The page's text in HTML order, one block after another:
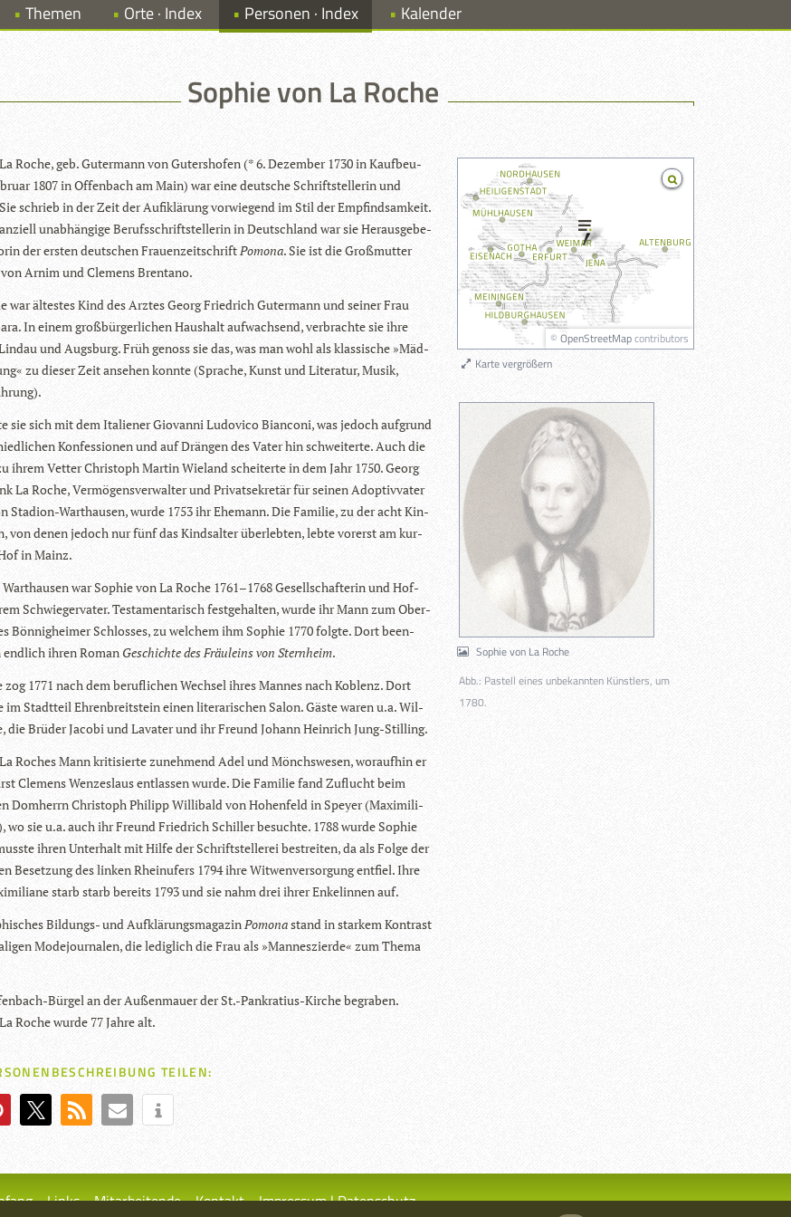
Themen Orte · Index Personen · Index Kalender
Sophie von La Roche
Roche, geb. Guter­mann von Guters­ho­fen (* 6. Dezem­ber 1730 in Kauf­beu­
1807 in Offen­bach am Main) war eine deut­sche Schrift­stel­le­rin und
schrieb in der Zeit der Auf­ik­lä­rung vor­wie­gend im Stil der Emp­find­sam­keit.
unab­hän­gige Berufs­schrift­stel­le­rin in Deutsch­land war sie Her­aus­ge­be­
der ers­ten deut­schen Frau­en­zeit­schriftPomona. Sie ist die Groß­mutter
Arnim und Cle­mens Brentano.
war ältes­tes Kind des Arz­tes Georg Fried­rich Guter­mann und sei­ner Frau
In einem groß­bür­ger­li­chen Haus­halt auf­wach­send, ver­brachte sie ihre
und Augs­burg. Früh genoss sie das, was man wohl als klas­si­sche »Mäd­
zu die­ser Zeit anse­hen konnte (Spra­che, Kunst und Lite­ra­tur, Musik,
sie sich mit dem Ita­lie­ner Gio­vanni Ludo­vico Bian­coni, was jedoch auf­grund
Kon­fes­sio­nen und auf Drän­gen des Vater hin schwei­terte. Auch die
ihrem Vet­ter Chris­toph Mar­tin Wie­land schei­terte in dem Jahr 1750. Georg
La Roche, Ver­mö­gens­ver­wal­ter und Pri­vat­se­kre­tär für sei­nen Adop­tiv­va­ter
Sta­dion-Wart­hau­sen, wurde 1753 ihr Ehe­mann. Die Fami­lie, zu der acht Kin­
von denen jedoch nur fünf das Kind­s­al­ter über­leb­ten, lebte vor­erst am kur­
in Mainz.
war Sophie von La Roche 1761–1768 Gesell­schaf­te­rin und Hof­
Schwie­ger­va­ter. Tes­ta­men­ta­risch fest­ge­hal­ten, wurde ihr Mann zum Ober­
Bön­nig­hei­mer Schlos­ses, zu wel­chem ihm Sophie 1770 folgte. Dort been­
end­lich ihren RomanGeschichte des Fräu­leins von Stern­heim.
1771 nach dem beruf­li­chen Wech­sel ihres Man­nes nach Koblenz. Dort
im Stadt­teil Ehren­breit­stein einen lite­ra­ri­schen Salon. Gäste waren u.a. Wil­
die Brü­der Jacobi und Lava­ter und ihr Freund Johann Hein­rich Jung-Stilling.
Roches Mann kri­ti­sierte zuneh­mend Adel und Mönchs­we­sen, wor­auf­hin er
Cle­mens Wen­zes­laus ent­las­sen wurde. Die Fami­lie fand Zuflucht beim
Dom­herrn Chris­toph Phil­ipp Wil­li­bald von Hohen­feld in Speyer (Maxi­mi­li­
wo sie u.a. auch ihr Freund Fried­rich Schil­ler besuchte. 1788 wurde Sophie
ihren Unter­halt mit Hilfe der Schrift­stel­le­rei bestrei­ten, da als Folge der
Beset­zung des lin­ken Rhein­ufers 1794 ihre Wit­wen­ver­sor­gung ent­fiel. Ihre
starb starb bereits 1793 und sie nahm drei ihrer Enke­lin­nen auf.
Bil­dungs- und Auf­klä­rungs­ma­ga­zinPomonastand in star­kem Kon­trast
Mode­jour­na­len, die ledig­lich die Frau als »Man­nes­zierde« zum Thema
Bür­gel an der Außen­mauer der St.-Pankratius-Kirche begra­ben.
Roche wurde 77 Jahre alt.
TEILEN:
© OpenStreetMapcontributors
Karte vergrößern
Sophie von La Roche
Abb.: Pastell eines unbekannten Künstlers, um
1780.
Links Mitarbeitende Kontakt Impressum | Datenschutz